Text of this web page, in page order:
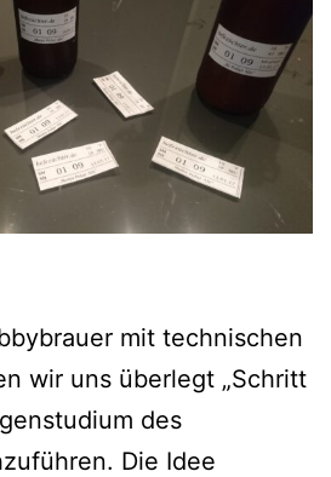
mit technischen
wir uns überlegt „Schritt
des
Die Idee